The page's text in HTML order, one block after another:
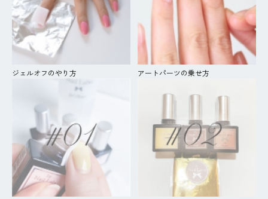
ジェルオフのやり方 アートパーツの乗せ方